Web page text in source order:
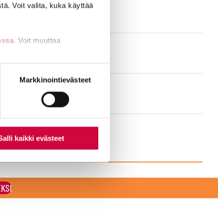
Voit valita, kuka käyttää
. Voit muuttaa
tai
Markkinointievästeet
kaikki evästeet